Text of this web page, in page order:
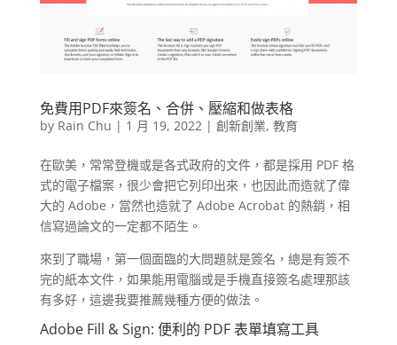
免費用PDF來簽名、合併、壓縮和做表格
by Rain Chu | 1 月 19, 2022 | 創新創業, 教育
在歐美，常常登機或是各式政府的文件，都是採用 PDF 格
式的電子檔案，很少會把它列印出來，也因此而造就了偉
大的 Adobe，當然也造就了 Adobe Acrobat 的熱銷，相
信寫過論文的一定都不陌生。
來到了職場，第一個面臨的大問題就是簽名，總是有簽不
完的紙本文件，如果能用電腦或是手機直接簽名處理那該
有多好，這邊我要推薦幾種方便的做法。
Adobe Fill & Sign: 便利的 PDF 表單填寫工具